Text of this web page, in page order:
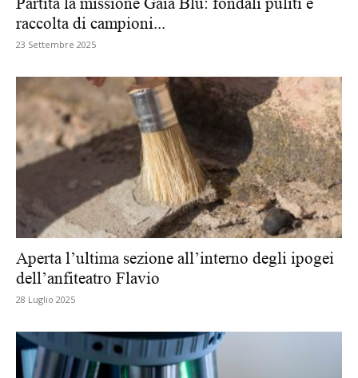
raccolta di campioni...
23 Settembre 2025
Aperta l’ultima sezione all’interno degli ipogei
dell’anfiteatro Flavio
28 Luglio 2025